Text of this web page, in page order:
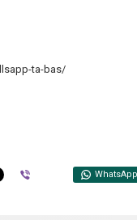
ta-bas/
WhatsApp